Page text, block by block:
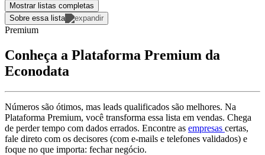
Mostrar listas completas
Sobre essa lista
Premium
Conheça a Plataforma Premium da
Econodata
Números são ótimos, mas leads qualificados são melhores. Na
Plataforma Premium, você transforma essa lista em vendas. Chega
de perder tempo com dados errados. Encontre as empresas certas,
fale direto com os decisores (com e-mails e telefones validados) e
foque no que importa: fechar negócio.